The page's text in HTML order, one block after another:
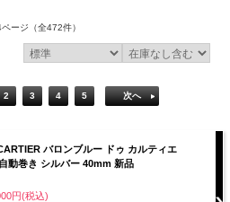
ージ （全472件）
2 3 4 5 次へ
バロンブルー ドゥ カルティエ
動巻き シルバー 40mm 新品
円(税込)